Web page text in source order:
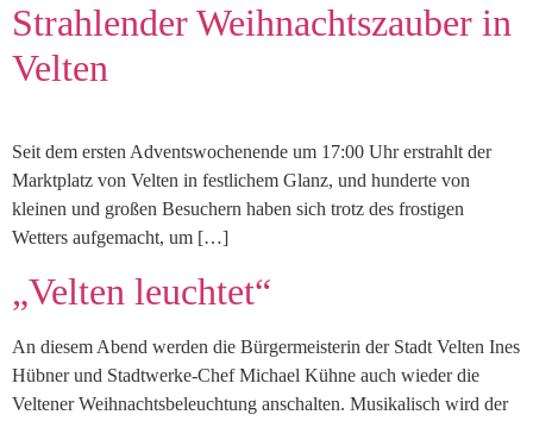
Strahlender Weihnachtszauber in
Velten
Seit dem ersten Adventswochenende um 17:00 Uhr erstrahlt der
Marktplatz von Velten in festlichem Glanz, und hunderte von
kleinen und großen Besuchern haben sich trotz des frostigen
Wetters aufgemacht, um […]
„Velten leuchtet“
An diesem Abend werden die Bürgermeisterin der Stadt Velten Ines
Hübner und Stadtwerke-Chef Michael Kühne auch wieder die
Veltener Weihnachtsbeleuchtung anschalten. Musikalisch wird der